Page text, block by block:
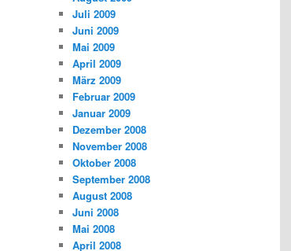
Juli 2009
Juni 2009
Mai 2009
April 2009
März 2009
Februar 2009
Januar 2009
Dezember 2008
November 2008
Oktober 2008
September 2008
August 2008
Juni 2008
Mai 2008
April 2008